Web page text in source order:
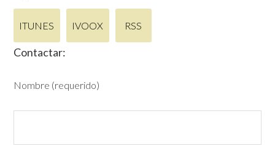
ITUNES IVOOX RSS
Contactar:
Nombre (requerido)